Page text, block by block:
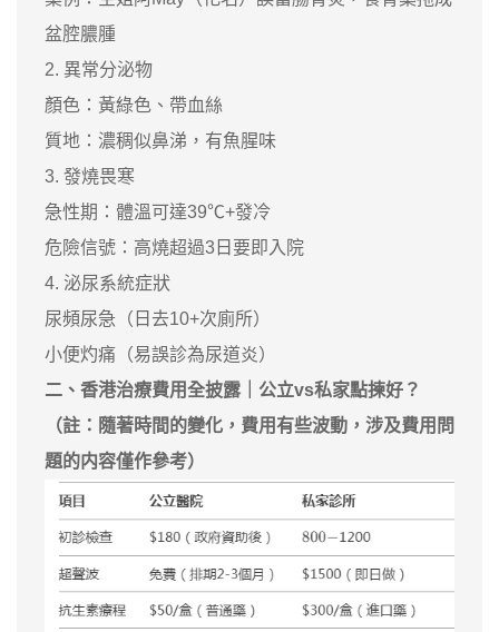
盆腔膿腫
2. 異常分泌物
顏色：黃綠色、帶血絲
質地：濃稠似鼻涕，有魚腥味
3. 發燒畏寒
急性期：體溫可達39℃+發冷
危險信號：高燒超過3日要即入院
4. 泌尿系統症狀
尿頻尿急（日去10+次廁所）
小便灼痛（易誤診為尿道炎）
二、香港治療費用全披露｜公立vs私家點揀好？
（註：隨著時間的變化，費用有些波動，涉及費用問
題的内容僅作參考）